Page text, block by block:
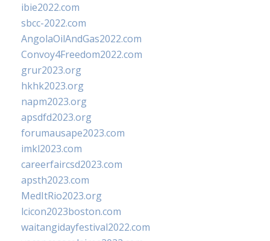
ibie2022.com
sbcc-2022.com
AngolaOilAndGas2022.com
Convoy4Freedom2022.com
grur2023.org
hkhk2023.org
napm2023.org
apsdfd2023.org
forumausape2023.com
imkl2023.com
careerfaircsd2023.com
apsth2023.com
MedItRio2023.org
lcicon2023boston.com
waitangidayfestival2022.com